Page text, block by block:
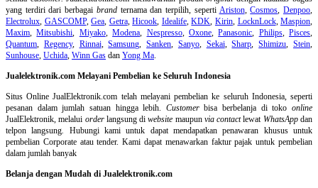
yang terdiri dari berbagai brandternama dan terpilih, seperti Ariston,Cosmos ,Denpoo
Electrolux GASCOMP,Gea Getra,Hicook Idealife,KDK Kirin, LocknLock,Maspion
Maxim ,Mitsubishi Miyako,Modena Nespresso, Oxone,Panasonic Philips, Pisces
Quantum
Regency, Rinnai,Samsung ,Sanken Sanyo, Sekai,Sharp ,Shimizu ,Stein
Sunhouse Uchida Winn Gas dan Yong Ma
Jualelektronik.com Melayani Pembelian ke Seluruh Indonesia
Situs Online JualElektronik.com telah melayani pembelian ke seluruh Indonesia, seperti
pesanan dalam jumlah satuan hingga lebih. Customerbisa berbelanja di tokoonline
JualElektronik, melalui orderlangsung diwebsite maupun via contactlewat WhatsAppdan
telpon langsung
Hubungi kami untuk dapat mendapatkan penawaran khusus untuk
pembelian Corporate atau tender. Kami dapat menawarkan faktur pajak untuk pembelian
dalam jumlah banyak
Belanja dengan Mudah di Jualelektronik.com